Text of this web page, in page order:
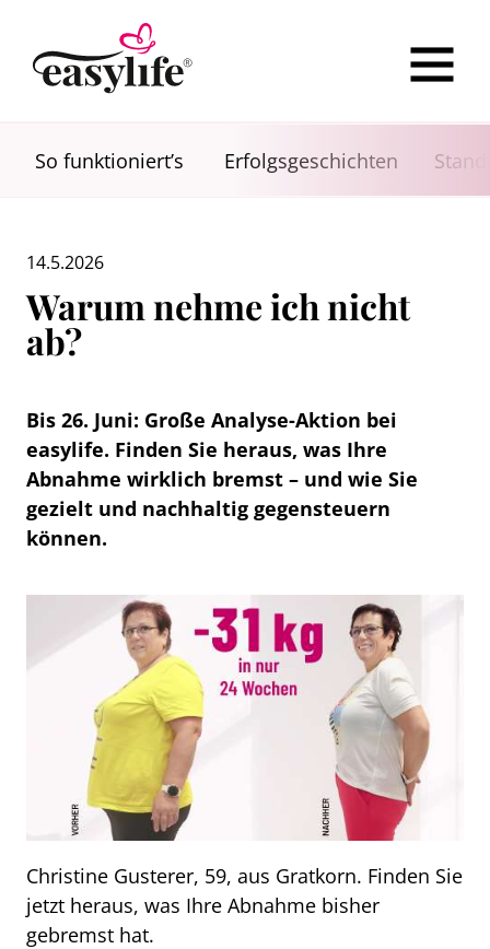
So funktioniert’s Erfolgsgeschichten
14.5.2026
Warum nehme ich nicht
ab?
Bis 26. Juni: Große Analyse-Aktion bei
easylife. Finden Sie heraus, was Ihre
Abnahme wirklich bremst – und wie Sie
gezielt und nachhaltig gegensteuern
können.
Christine Gusterer, 59, aus Gratkorn. Finden Sie
jetzt heraus, was Ihre Abnahme bisher
gebremst hat.